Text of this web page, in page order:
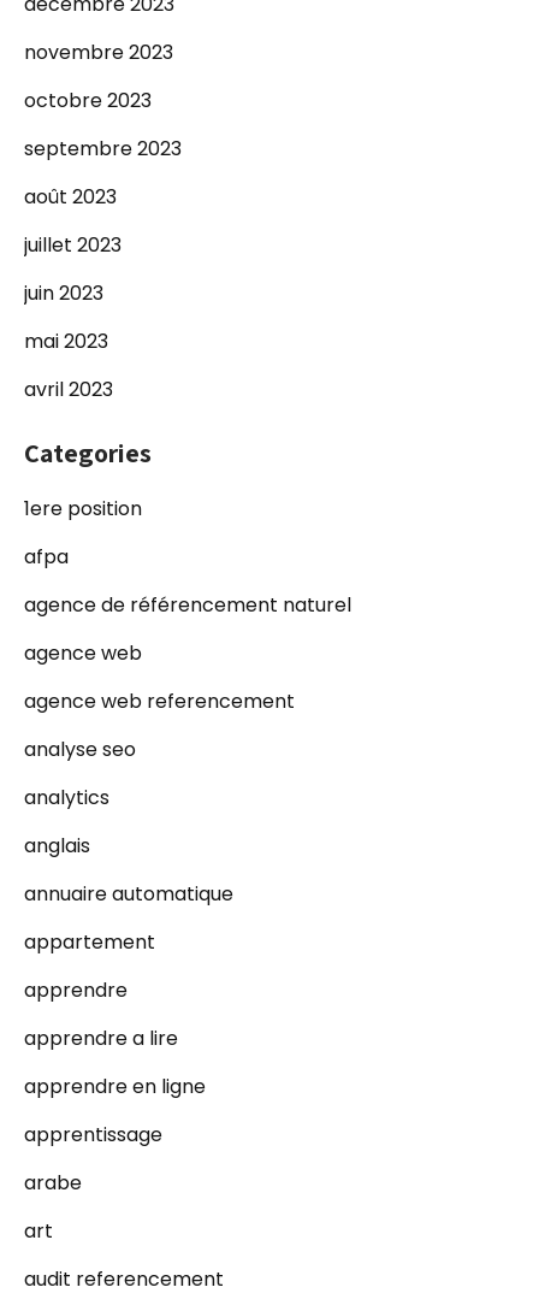
novembre 2023
octobre 2023
septembre 2023
août 2023
juillet 2023
juin 2023
mai 2023
avril 2023
Categories
1ere position
afpa
agence de référencement naturel
agence web
agence web referencement
analyse seo
analytics
anglais
annuaire automatique
appartement
apprendre
apprendre a lire
apprendre en ligne
apprentissage
arabe
art
audit referencement